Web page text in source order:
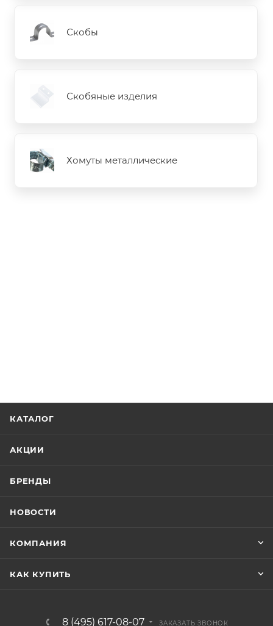
Скобы
Скобяные изделия
Хомуты металлические
КАТАЛОГ
АКЦИИ
БРЕНДЫ
НОВОСТИ
КОМПАНИЯ
КАК КУПИТЬ
8 (495) 617-08-07 ЗАКАЗАТЬ ЗВОНОК